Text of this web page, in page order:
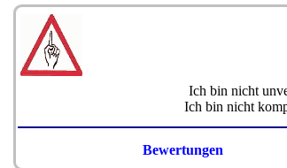
Ich bin nicht
Ich bin nicht
Bewertungen